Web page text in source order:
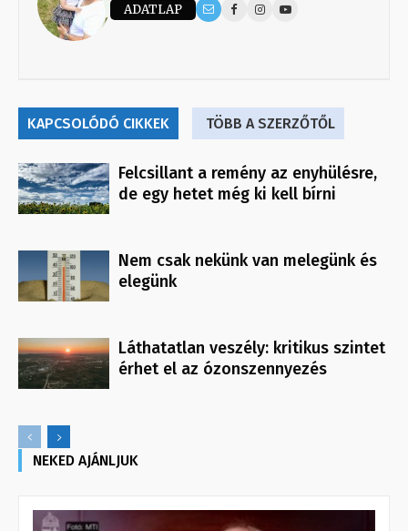
ADATLAP
KAPCSOLÓDÓ CIKKEK TÖBB A SZERZŐTŐL
Felcsillant a remény az enyhülésre,
de egy hetet még ki kell bírni
Nem csak nekünk van melegünk és
elegünk
Láthatatlan veszély: kritikus szintet
érhet el az ózonszennyezés
NEKED AJÁNLJUK